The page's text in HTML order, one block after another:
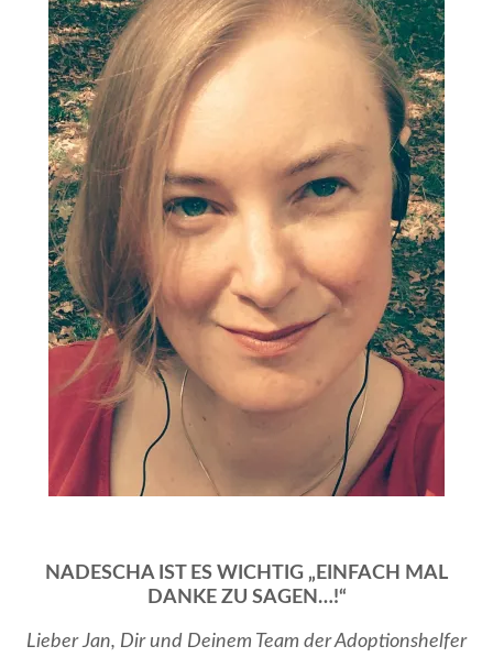
NADESCHA IST ES WICHTIG „EINFACH MAL
DANKE ZU SAGEN…!“
Lieber Jan, Dir und Deinem Team der Adoptionshelfer